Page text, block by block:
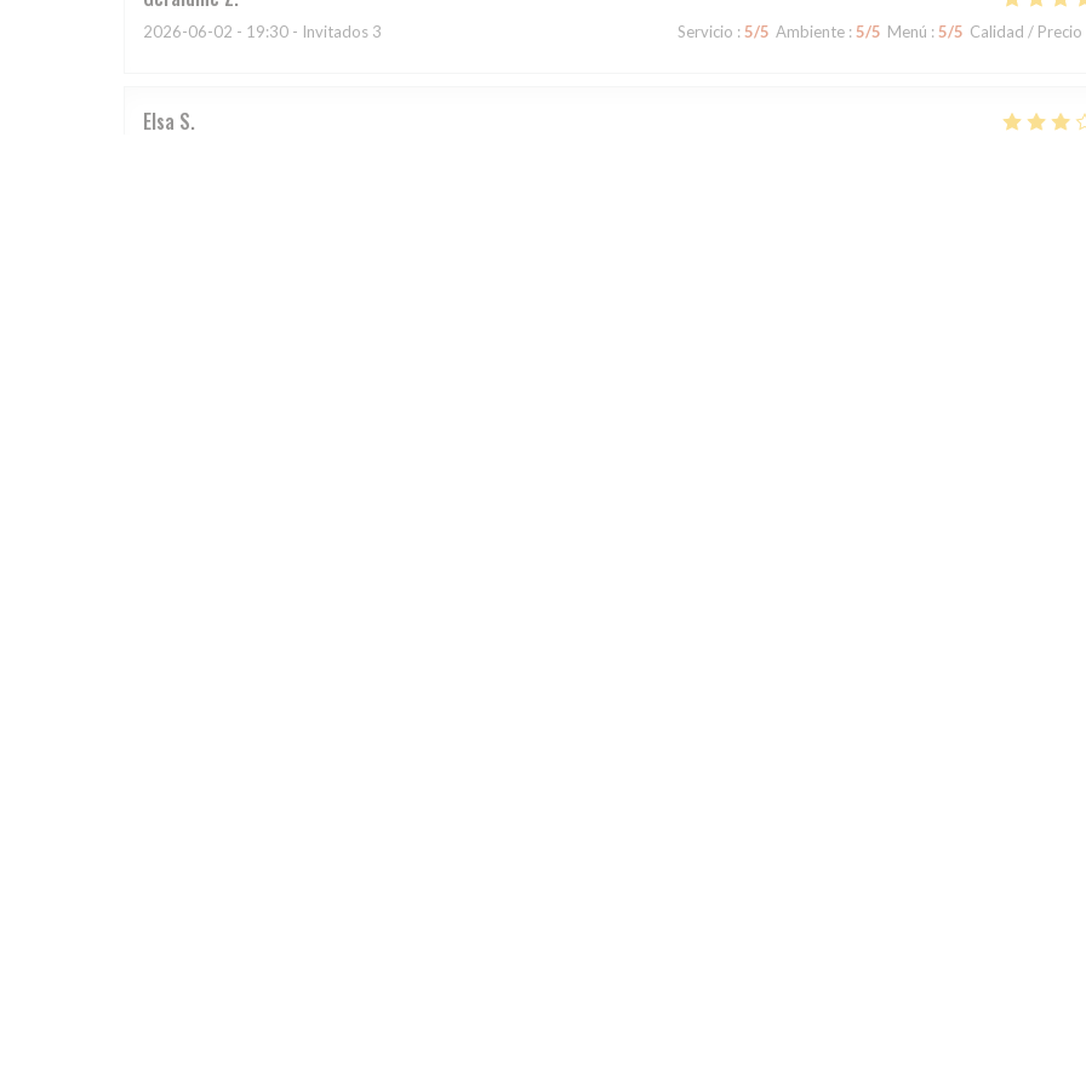
2026-06-02 - 19:30 - Invitados 3 Servicio : 5/5 Ambiente : 5/5 Menú : 5/5 Calidad / Precio
Elsa S